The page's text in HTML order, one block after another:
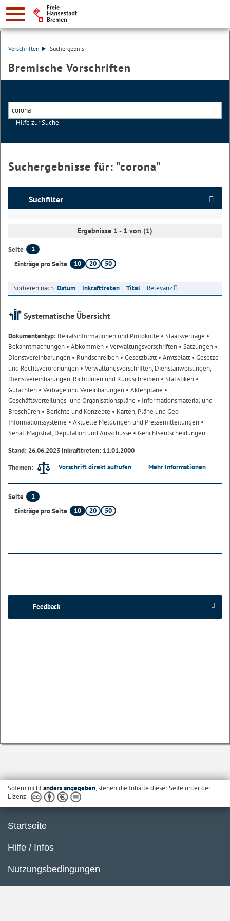
Vorschriften Suchergebnis
Bremische Vorschriften
Hilfe zur Suche
Suchergebnisse für: "corona"
Suchfilter
Ergebnisse 1 - 1 von (1)
Seite
1
Einträge pro Seite
10 20 50
Sortieren nach:Datum Inkrafttreten Titel Relevanz
Systematische Übersicht
Dokumententyp: Beiratsinformationen und Protokolle • Staatsverträge •
Bekanntmachungen • Abkommen • Verwaltungsvorschriften • Satzungen •
Dienstvereinbarungen • Rundschreiben • Gesetzblatt• Amtsblatt• Gesetze
und Rechtsverordnungen • Verwaltungsvorschriften, Dienstanweisungen,
Dienstvereinbarungen, Richtlinien und Rundschreiben • Statistiken •
Gutachten • Verträge und Vereinbarungen • Aktenpläne •
Geschäftsverteilungs- und Organisationspläne • Informationsmaterial und
Broschüren • Berichte und Konzepte • Karten, Pläne und Geo-
Informationssysteme • Aktuelle Meldungen und Pressemitteilungen •
Senat, Magistrat, Deputation und Ausschüsse • Gerichtsentscheidungen
Stand: 26.06.2023 Inkrafttreten: 11.01.2000
Themen:
Vorschrift direkt aufrufen Mehr Informationen
Seite
1
Einträge pro Seite
10 20 50
Feedback
Sofern nichtanders angegeben, stehen die Inhalte dieser Seite unter der
Lizenz
Startseite
Hilfe / Infos
Nutzungsbedingungen